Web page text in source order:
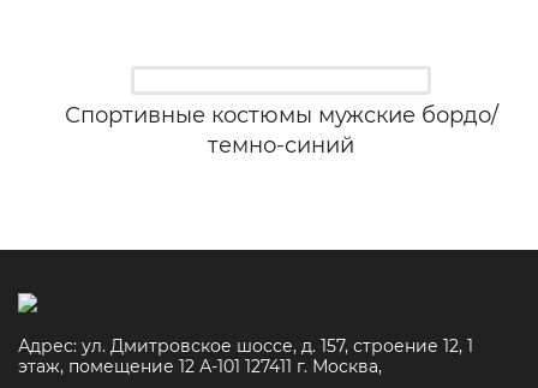
Спортивные костюмы мужские бордо/
темно-синий
Адрес: ул. Дмитровское шоссе, д. 157, строение 12, 1
этаж, помещение 12 А-101 127411 г. Москва,